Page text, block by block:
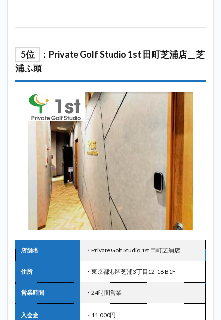
5位
：Private Golf Studio 1st 田町芝浦店＿芝
浦ふ頭
店舗名 ・Private Golf Studio 1st 田町芝浦店
住所 ・東京都港区芝浦3丁目12-18 B1F
営業時間 ・24時間営業
入会金 ・11,000円